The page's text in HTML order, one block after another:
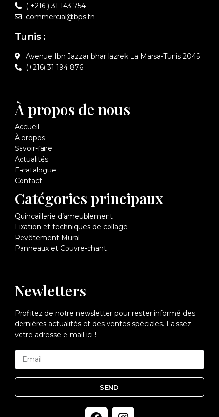
( +216 ) 31 143 754
commercial@bps.tn
Tunis :
Avenue Ibn Jazzar bhar lazrek La Marsa-Tunis 2046
(+216) 31 194 876
À propos de nous
Accueil
À propos
Savoir-faire
Actualités
E-catalogue
Contact
Catégories principaux
Quincaillerie d’ameublement
Fixation et techniques de collage
Revêtement Mural
Panneaux et Couvre-chant
Newletters
Profitez de notre newsletter pour rester informé des
dernières actualités et des ventes spéciales. Laissez
votre adresse e-mail ici !
SEND